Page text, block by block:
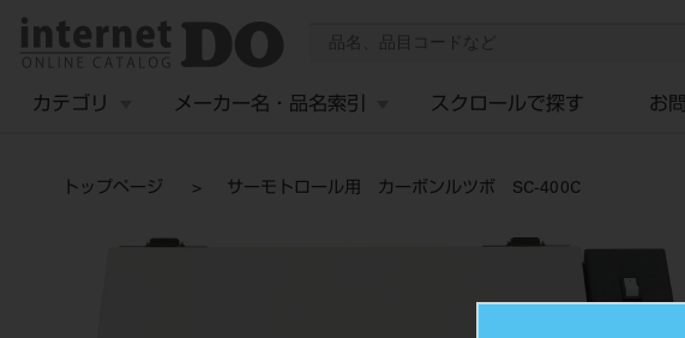
カテゴリ メーカー名・品名索引 スクロールで探す お
トップページ サーモトロール用 カーボンルツボ SC-400C